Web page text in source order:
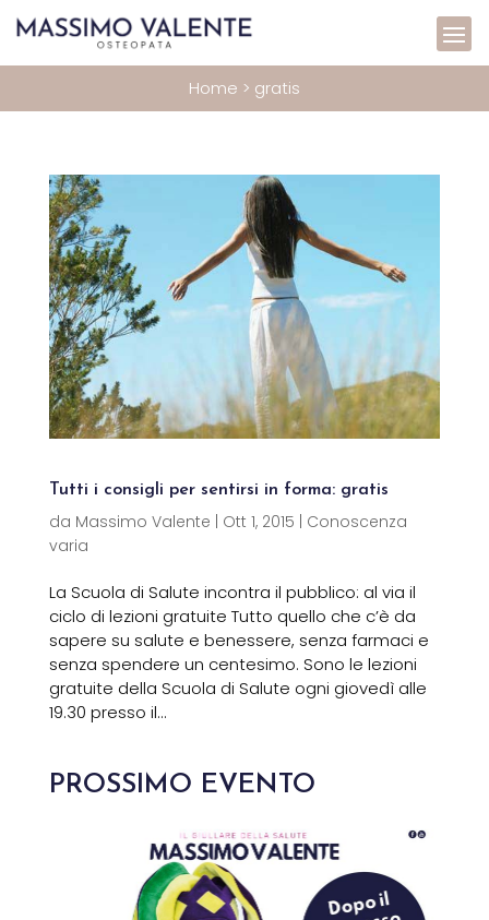
Home > gratis
Tutti i consigli per sentirsi in forma: gratis
da Massimo Valente Ott 1, 2015
Conoscenza
varia
La Scuola di Salute incontra il pubblico: al via il
ciclo di lezioni gratuite Tutto quello che c’è da
sapere su salute e benessere, senza farmaci e
senza spendere un centesimo. Sono le lezioni
gratuite della Scuola di Salute ogni giovedì alle
19.30 presso il...
PROSSIMO EVENTO